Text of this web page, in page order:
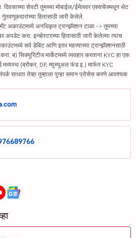
शेवटी तुमच्या मोबाईल/ईमेलवर एक्सचेंजमधून थेट
हितासाठी जारी केलेले.
अकाउंटमध्ये अनधिकृत ट्रान्झॅक्शन टाळा -> तुमच्या
अपडेट करा. इन्व्हेस्टरच्या हितासाठी जारी केलेल्या त्याच
सर्व डेबिट आणि इतर महत्त्वाच्या ट्रान्झॅक्शनसाठी
ब) सिक्युरिटीज मार्केटमध्ये व्यवहार करताना KYC हा एक
(ब्रोकर, DP, म्युच्युअल फंड इ.) मार्फत KYC
साधता तेव्हा तुम्हाला पुन्हा समान प्रोसेस करणे आवश्यक